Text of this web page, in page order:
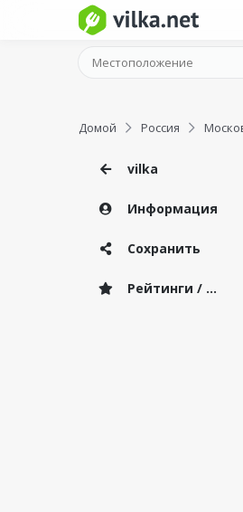
Домой Россия
vilka
Информация
Сохранить
Рейтинги / Отзывы